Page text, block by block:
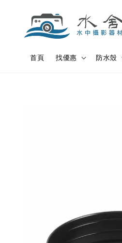
首頁 找優惠 防水殼